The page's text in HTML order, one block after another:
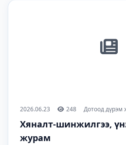
2026.06.23 248 Дотоод дүрэм
Хяналт-шинжилгээ,
журам